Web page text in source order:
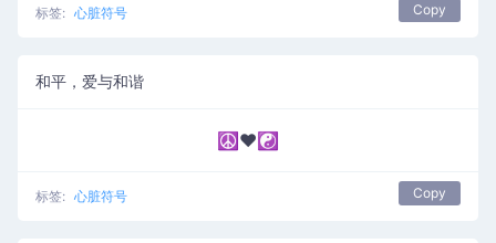
标签: 心脏符号 Copy
和平，爱与和谐
☮❤☯
标签: 心脏符号 Copy